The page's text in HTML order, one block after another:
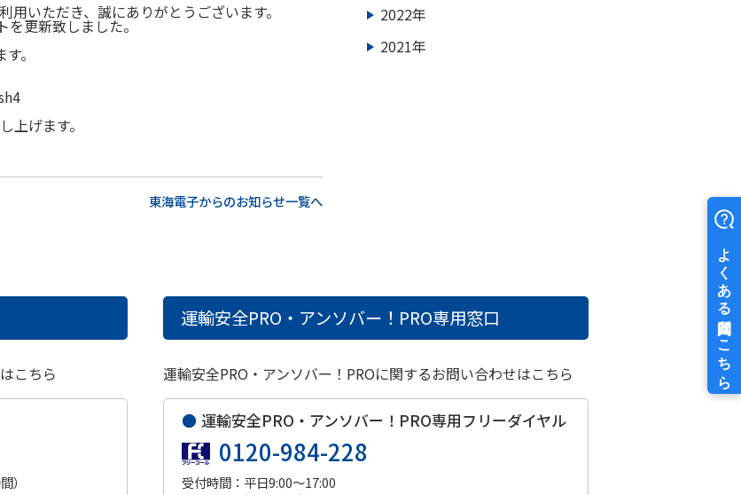
いただき、誠にありがとうございます。
を更新致しました。
。
上げます。
東海電子からのお知らせ一覧へ
2022年
2021年
こちら
）
運輸安全PRO・アンソバー！PRO専用窓口
運輸安全PRO・アンソバー！PROに関するお問い合わせはこちら
● 運輸安全PRO・アンソバー！PRO専用フリーダイヤル
0120-984-228
受付時間：平日9:00～17:00